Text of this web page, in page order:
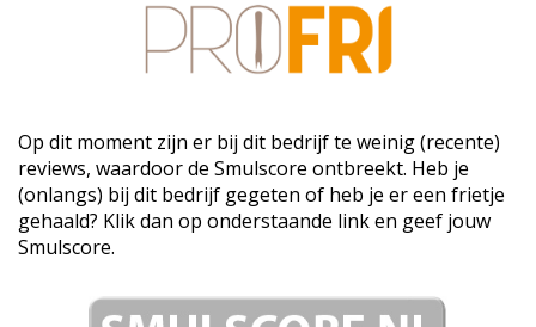
Op dit moment zijn er bij dit bedrijf te weinig (recente)
reviews, waardoor de Smulscore ontbreekt. Heb je
(onlangs) bij dit bedrijf gegeten of heb je er een frietje
gehaald? Klik dan op onderstaande link en geef jouw
Smulscore.